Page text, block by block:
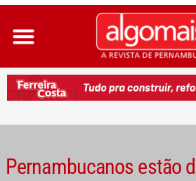
Ir
para
conteúdo
Pernambucanos estão